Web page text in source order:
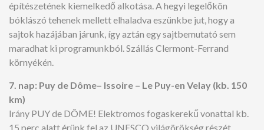
építészetének kiemelkedő alkotása. A hegyi legelőkön
bóklászó tehenek mellett elhaladva eszünkbe jut, hogy a
sajtok hazájában járunk, így aztán egy sajtbemutató sem
maradhat ki programunkból. Szállás Clermont-Ferrand
környékén.
7. nap: Puy de Dôme– Issoire – Le Puy-en Velay (kb. 150
km)
Irány PUY de DÔME! Elektromos fogaskerekű vonattal kb.
15 perc alatt érünk fel az UNESCO világörökség részét